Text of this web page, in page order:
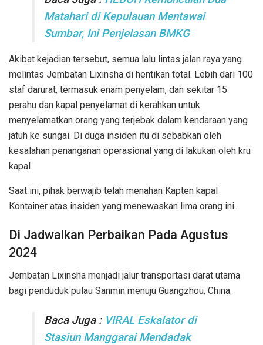
Matahari di Kepulauan Mentawai
Sumbar, Ini Penjelasan BMKG
Akibat kejadian tersebut, semua lalu lintas jalan raya yang
melintas Jembatan Lixinsha di hentikan total. Lebih dari 100
staf darurat, termasuk enam penyelam, dan sekitar 15
perahu dan kapal penyelamat di kerahkan untuk
menyelamatkan orang yang terjebak dalam kendaraan yang
jatuh ke sungai. Di duga insiden itu di sebabkan oleh
kesalahan penanganan operasional yang di lakukan oleh kru
kapal.
Saat ini, pihak berwajib telah menahan Kapten kapal
Kontainer atas insiden yang menewaskan lima orang ini.
Di Jadwalkan Perbaikan Pada Agustus
2024
Jembatan Lixinsha menjadi jalur transportasi darat utama
bagi penduduk pulau Sanmin menuju Guangzhou, China.
Baca Juga : VIRAL Eskalator di
Stasiun Manggarai Mendadak